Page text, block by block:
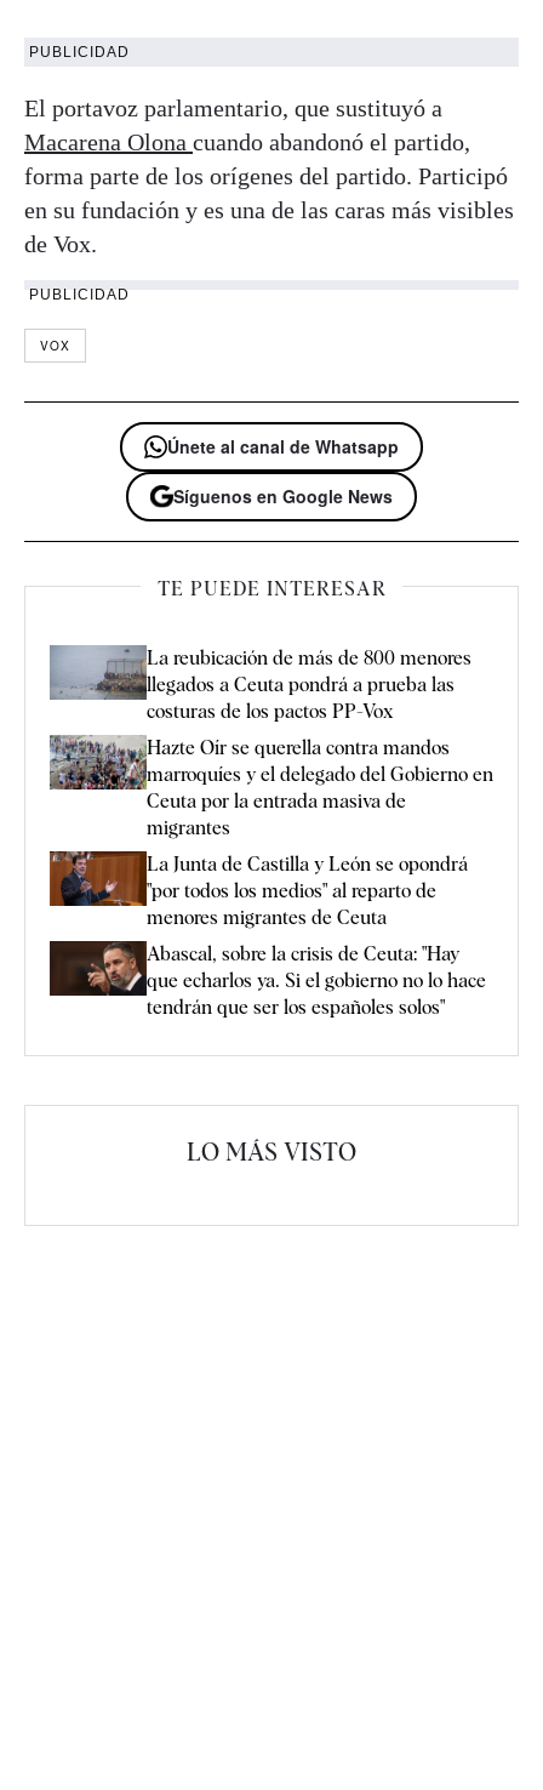
PUBLICIDAD
El portavoz parlamentario, que sustituyó a
Macarena Olona cuando abandonó el partido,
forma parte de los orígenes del partido. Participó
en su fundación y es una de las caras más visibles
de Vox.
PUBLICIDAD
VOX
Únete al canal de Whatsapp
Síguenos en Google News
TE PUEDE INTERESAR
La reubicación de más de 800 menores
llegados a Ceuta pondrá a prueba las
costuras de los pactos PP-Vox
Hazte Oír se querella contra mandos
marroquíes y el delegado del Gobierno en
Ceuta por la entrada masiva de
migrantes
La Junta de Castilla y León se opondrá
"por todos los medios" al reparto de
menores migrantes de Ceuta
Abascal, sobre la crisis de Ceuta: "Hay
que echarlos ya. Si el gobierno no lo hace
tendrán que ser los españoles solos"
LO MÁS VISTO